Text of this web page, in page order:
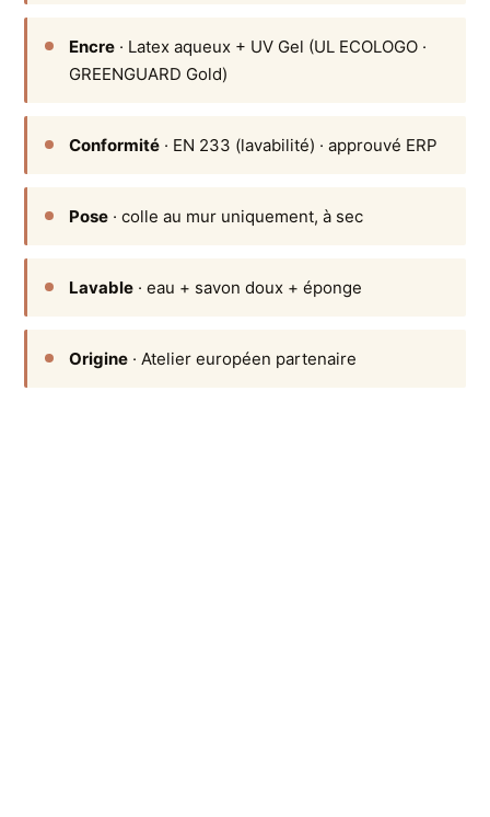
Encre · Latex aqueux + UV Gel (UL ECOLOGO ·
GREENGUARD Gold)
Conformité · EN 233 (lavabilité) · approuvé ERP
Pose · colle au mur uniquement, à sec
Lavable · eau + savon doux + éponge
Origine · Atelier européen partenaire